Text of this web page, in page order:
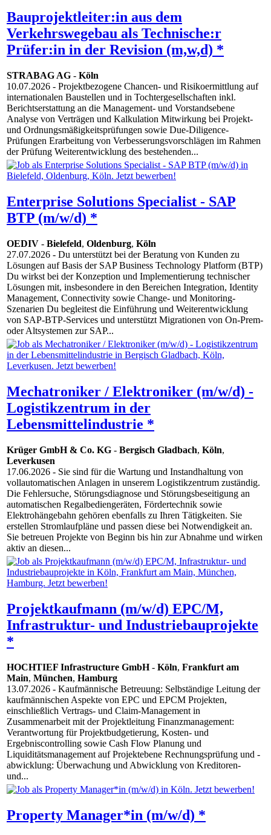
Bauprojektleiter:in aus dem
Verkehrswegebau als Technische:r
Prüfer:in in der Revision (m,w,d) *
STRABAG AG - Köln
10.07.2026 - Projektbezogene Chancen- und Risikoermittlung auf
internationalen Baustellen und in Tochtergesellschaften inkl.
Berichtserstattung an die Management- und Vorstandsebene
Analyse von Verträgen und Kalkulation Mitwirkung bei Projekt-
und Ordnungsmäßigkeitsprüfungen sowie Due-Diligence-
Prüfungen Erarbeitung von Verbesserungsvorschlägen im Rahmen
der Prüfung Weiterentwicklung des bestehenden...
Enterprise Solutions Specialist - SAP
BTP (m/w/d) *
OEDIV - Bielefeld, Oldenburg, Köln
27.07.2026 - Du unterstützt bei der Beratung von Kunden zu
Lösungen auf Basis der SAP Business Technology Platform (BTP)
Du wirkst bei der Konzeption und Implementierung technischer
Lösungen mit, insbesondere in den Bereichen Integration, Identity
Management, Connectivity sowie Change- und Monitoring-
Szenarien Du begleitest die Einführung und Weiterentwicklung
von SAP-BTP-Services und unterstützt Migrationen von On-Prem-
oder Altsystemen zur SAP...
Mechatroniker / Elektroniker (m/w/d) -
Logistikzentrum in der
Lebensmittelindustrie *
Krüger GmbH & Co. KG - Bergisch Gladbach, Köln,
Leverkusen
17.06.2026 - Sie sind für die Wartung und Instandhaltung von
vollautomatischen Anlagen in unserem Logistikzentrum zuständig.
Die Fehlersuche, Störungsdiagnose und Störungsbeseitigung an
automatischen Regalbediengeräten, Fördertechnik sowie
Elektrohängebahn gehören ebenfalls zu Ihren Tätigkeiten. Sie
erstellen Stromlaufpläne und passen diese bei Notwendigkeit an.
Sie betreuen Projekte von Beginn bis hin zur Abnahme und wirken
aktiv an diesen...
Projektkaufmann (m/w/d) EPC/M,
Infrastruktur- und Industriebauprojekte
*
HOCHTIEF Infrastructure GmbH- Köln, Frankfurt am
Main, München, Hamburg
13.07.2026 - Kaufmännische Betreuung: Selbständige Leitung der
kaufmännischen Aspekte von EPC und EPCM Projekten,
einschließlich Vertrags- und Claim-Management in
Zusammenarbeit mit der Projektleitung Finanzmanagement:
Verantwortung für Projektbudgetierung, Kosten- und
Ergebniscontrolling sowie Cash Flow Planung und
Liquiditätsmanagement auf Projektebene Rechnungsprüfung und -
abwicklung: Überwachung und Abwicklung von Kreditoren-
und...
Property Manager*in (m/w/d) *